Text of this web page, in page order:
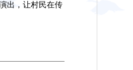
出，让村民在传